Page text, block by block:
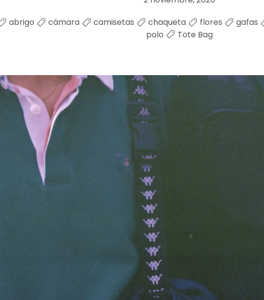
abrigo
cámara camisetas chaqueta flores gafas
polo
Tote Bag